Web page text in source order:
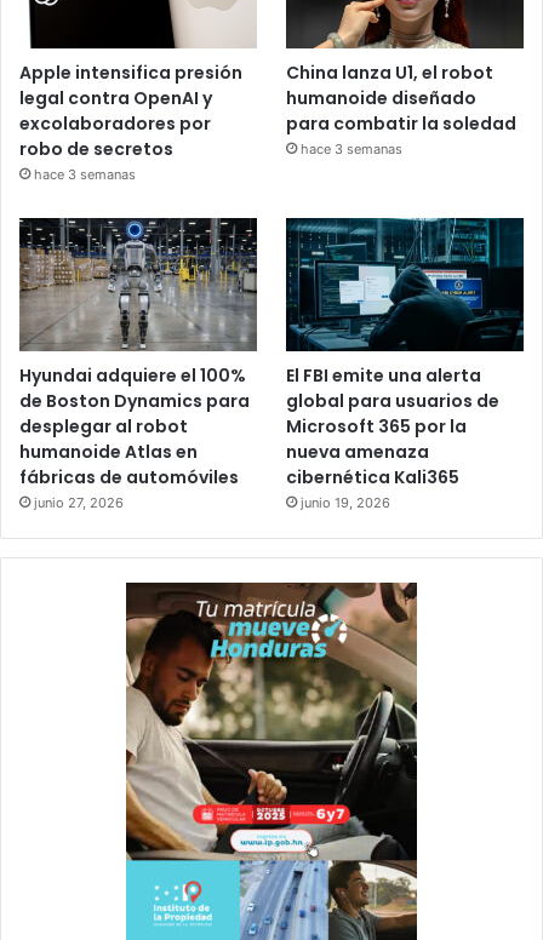
Apple intensifica presión
legal contra OpenAI y
excolaboradores por
robo de secretos
hace 3 semanas
China lanza U1, el robot
humanoide diseñado
para combatir la soledad
hace 3 semanas
Hyundai adquiere el 100%
de Boston Dynamics para
desplegar al robot
humanoide Atlas en
fábricas de automóviles
junio 27, 2026
El FBI emite una alerta
global para usuarios de
Microsoft 365 por la
nueva amenaza
cibernética Kali365
junio 19, 2026